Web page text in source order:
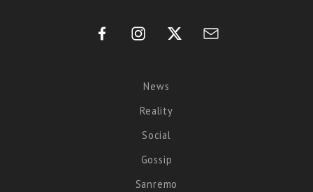
News
Reality
Social
Gossip
Sanremo